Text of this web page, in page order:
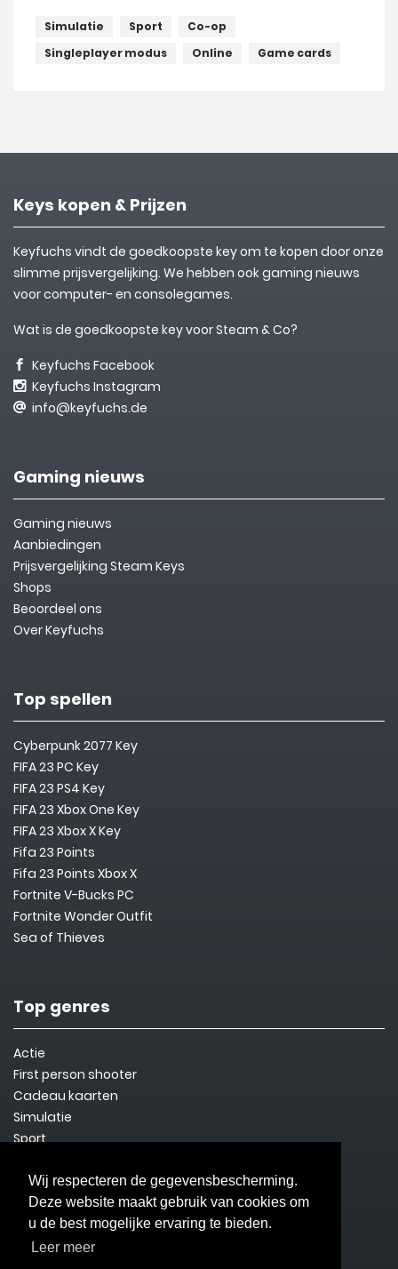
Wij respecteren de gegevensbescherming.
Deze website maakt gebruik van cookies om
u de best mogelijke ervaring te bieden.
Leer meer
Simulatie Sport
Co-op
Singleplayer modus
Online Game cards
Keys kopen & Prijzen
Keyfuchs vindt de goedkoopste key om te kopen door onze
slimme prijsvergelijking. We hebben ook gaming nieuws
voor computer- en consolegames.
Wat is de goedkoopste key voor Steam & Co?
Keyfuchs Facebook
Keyfuchs Instagram
info@keyfuchs.de
Gaming nieuws
Gaming nieuws
Aanbiedingen
Prijsvergelijking Steam Keys
Shops
Beoordeel ons
Over Keyfuchs
Top spellen
Cyberpunk 2077 Key
FIFA 23 PC Key
FIFA 23 PS4 Key
FIFA 23 Xbox One Key
FIFA 23 Xbox X Key
Fifa 23 Points
Fifa 23 Points Xbox X
Fortnite V-Bucks PC
Fortnite Wonder Outfit
Sea of Thieves
Top genres
Actie
First person shooter
Cadeau kaarten
Simulatie
Sport
Overleven
Informatie